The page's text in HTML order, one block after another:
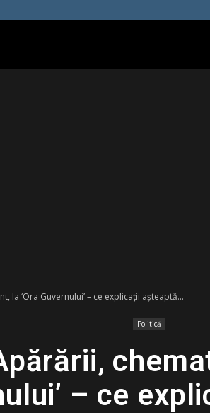
la ‘Ora Guvernului’ – ce explicații așteaptă...
Politică
– ce